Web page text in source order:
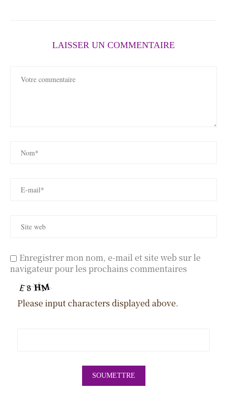
LAISSER UN COMMENTAIRE
Enregistrer mon nom, e-mail et site web sur le
navigateur pour les prochains commentaires
Please input characters displayed above.